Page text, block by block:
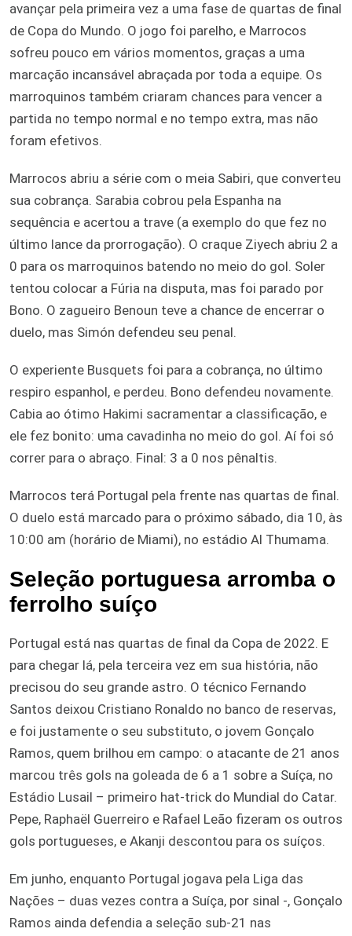
avançar pela primeira vez a uma fase de quartas de final
de Copa do Mundo. O jogo foi parelho, e Marrocos
sofreu pouco em vários momentos, graças a uma
marcação incansável abraçada por toda a equipe. Os
marroquinos também criaram chances para vencer a
partida no tempo normal e no tempo extra, mas não
foram efetivos.
Marrocos abriu a série com o meia Sabiri, que converteu
sua cobrança. Sarabia cobrou pela Espanha na
sequência e acertou a trave (a exemplo do que fez no
último lance da prorrogação). O craque Ziyech abriu 2 a
0 para os marroquinos batendo no meio do gol. Soler
tentou colocar a Fúria na disputa, mas foi parado por
Bono. O zagueiro Benoun teve a chance de encerrar o
duelo, mas Simón defendeu seu penal.
O experiente Busquets foi para a cobrança, no último
respiro espanhol, e perdeu. Bono defendeu novamente.
Cabia ao ótimo Hakimi sacramentar a classificação, e
ele fez bonito: uma cavadinha no meio do gol. Aí foi só
correr para o abraço. Final: 3 a 0 nos pênaltis.
Marrocos terá Portugal pela frente nas quartas de final.
O duelo está marcado para o próximo sábado, dia 10, às
10:00 am (horário de Miami), no estádio Al Thumama.
Seleção portuguesa arromba o
ferrolho suíço
Portugal está nas quartas de final da Copa de 2022. E
para chegar lá, pela terceira vez em sua história, não
precisou do seu grande astro. O técnico Fernando
Santos deixou Cristiano Ronaldo no banco de reservas,
e foi justamente o seu substituto, o jovem Gonçalo
Ramos, quem brilhou em campo: o atacante de 21 anos
marcou três gols na goleada de 6 a 1 sobre a Suíça, no
Estádio Lusail – primeiro hat-trick do Mundial do Catar.
Pepe, Raphaël Guerreiro e Rafael Leão fizeram os outros
gols portugueses, e Akanji descontou para os suíços.
Em junho, enquanto Portugal jogava pela Liga das
Nações – duas vezes contra a Suíça, por sinal -, Gonçalo
Ramos ainda defendia a seleção sub-21 nas